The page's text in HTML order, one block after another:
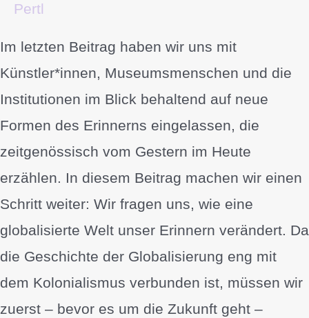
Pertl
Im letzten Beitrag haben wir uns mit
Künstler*innen, Museumsmenschen und die
Institutionen im Blick behaltend auf neue
Formen des Erinnerns eingelassen, die
zeitgenössisch vom Gestern im Heute
erzählen. In diesem Beitrag machen wir einen
Schritt weiter: Wir fragen uns, wie eine
globalisierte Welt unser Erinnern verändert. Da
die Geschichte der Globalisierung eng mit
dem Kolonialismus verbunden ist, müssen wir
zuerst – bevor es um die Zukunft geht –